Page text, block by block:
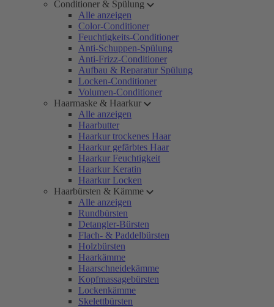
Conditioner & Spülung
Alle anzeigen
Color-Conditioner
Feuchtigkeits-Conditioner
Anti-Schuppen-Spülung
Anti-Frizz-Conditioner
Aufbau & Reparatur Spülung
Locken-Conditioner
Volumen-Conditioner
Haarmaske & Haarkur
Alle anzeigen
Haarbutter
Haarkur trockenes Haar
Haarkur gefärbtes Haar
Haarkur Feuchtigkeit
Haarkur Keratin
Haarkur Locken
Haarbürsten & Kämme
Alle anzeigen
Rundbürsten
Detangler-Bürsten
Flach- & Paddelbürsten
Holzbürsten
Haarkämme
Haarschneidekämme
Kopfmassagebürsten
Lockenkämme
Skelettbürsten